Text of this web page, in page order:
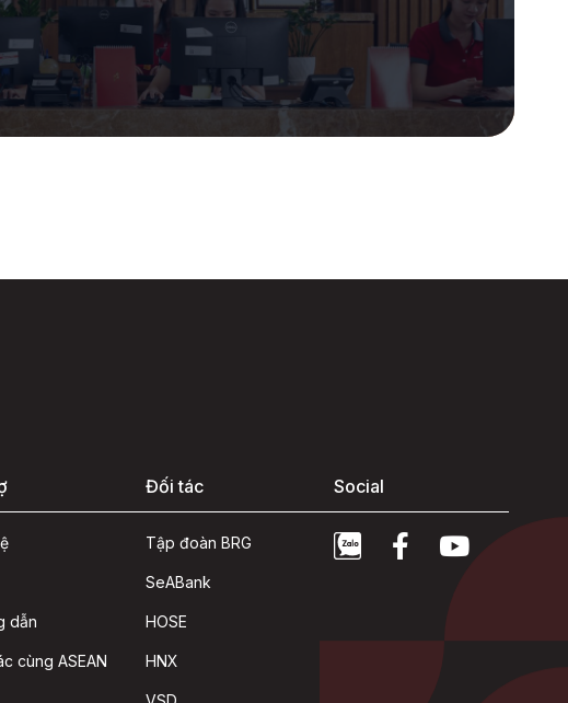
dẫn
cùng ASEAN
Đối tác
Tập đoàn BRG
SeABank
HOSE
HNX
Social